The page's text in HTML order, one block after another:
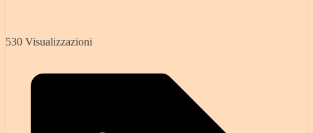
530 Visualizzazioni